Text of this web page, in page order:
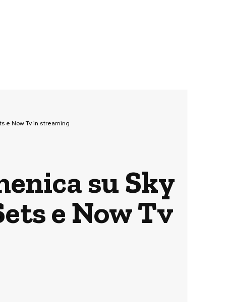
e Now Tv in streaming
su Sky
e Now Tv